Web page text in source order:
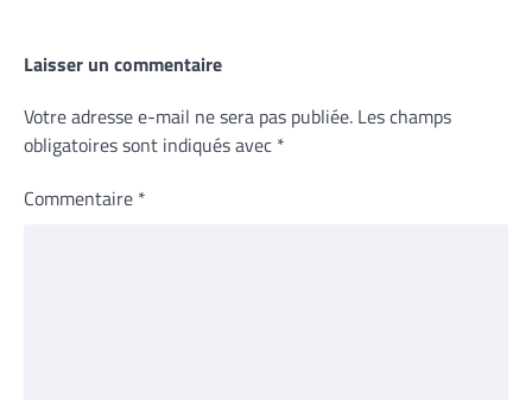
Laisser un commentaire
Votre adresse e-mail ne sera pas publiée. Les champs
obligatoires sont indiqués avec *
Commentaire *